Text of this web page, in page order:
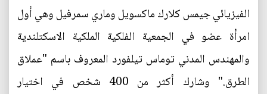
الفيزيائي جيمس كلارك ماكسويل وماري سمرفيل وهي أول
امرأة عضو في الجمعية الفلكية الملكية الاسكتلندية
والمهندس المدني توماس تيلفورد المعروف باسم ‬"عملاق
الطرق." وشارك أكثر من 400 شخص في اختيار